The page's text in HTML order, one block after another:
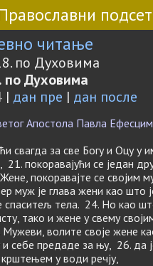
читање
по Духовима
по Духовима
| дан пре | дан после
Апостола Павла
свагда за све Богу и Оцу у
21. покоравајући се један
покоравајте се својим
муж је глава жени као што
спаситељ тела. 24. Но као
тако и жене у свему
волите своје жене
себе предаде за њу, 26. да
у води речју,